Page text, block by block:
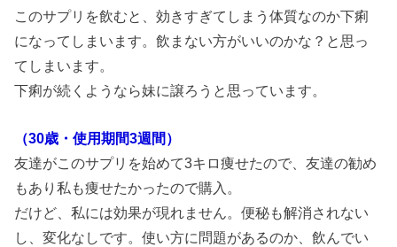
このサプリを飲むと、効きすぎてしまう体質なのか下痢
になってしまいます。飲まない方がいいのかな？と思っ
てしまいます。
下痢が続くようなら妹に譲ろうと思っています。
（30歳・使用期間3週間）
友達がこのサプリを始めて3キロ痩せたので、友達の勧め
もあり私も痩せたかったので購入。
だけど、私には効果が現れません。便秘も解消されない
し、変化なしです。使い方に問題があるのか、飲んでい